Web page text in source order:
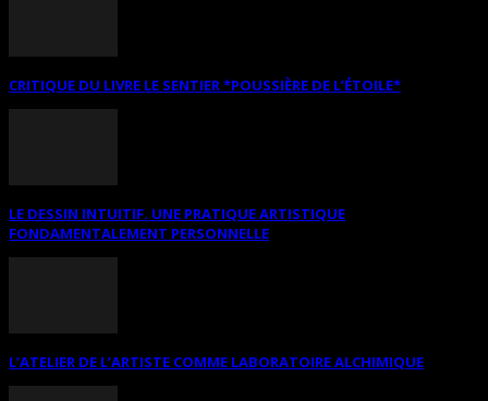
CRITIQUE DU LIVRE LE SENTIER *POUSSIÈRE DE L’ÉTOILE*
LE DESSIN INTUITIF. UNE PRATIQUE ARTISTIQUE
FONDAMENTALEMENT PERSONNELLE
L’ATELIER DE L’ARTISTE COMME LABORATOIRE ALCHIMIQUE